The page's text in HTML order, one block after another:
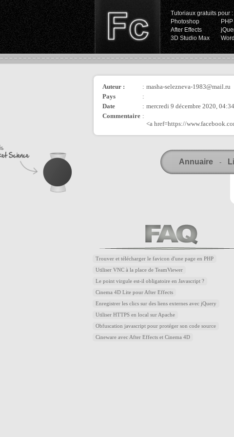
Tutoriaux gratuits pour :
Photoshop
PHP
After Effects
3D Studio Max
Auteur : : masha-selezneva-1983@mail.ru
Pays
:
Date
: mercredi 9 décembre 2020, 04:34
Commentaire :
<a href=https://
Annuaire -
Trouver et télécharger le favicon d'une page en PHP
Utiliser VNC à la place de TeamViewer
Le point virgule est-il obligatoire en Javascript ?
Cinema 4D Lite pour After Effects
Enregistrer les clics sur des liens externes avec jQuery
Utiliser HTTPS en local sur Apache
Obfuscation javascript pour protéger son code source
Cineware avec After Effects et Cinema 4D